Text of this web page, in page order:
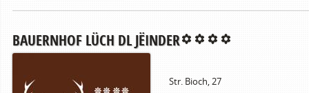
BAUERNHOF LÜCH DL JËINDER
Str. Bioch, 27